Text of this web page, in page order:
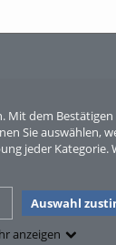
dem
Sie auswählen,
jeder
Auswahl
anzeigen